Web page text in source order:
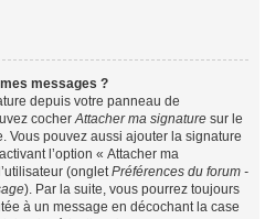
messages ?
depuis votre panneau de
cocherAttacher ma signature sur le
Vous pouvez aussi ajouter la signature
l’option « Attacher ma
(ongletPréférences du forum -
). Par la suite, vous pourrez toujours
à un message en décochant la case